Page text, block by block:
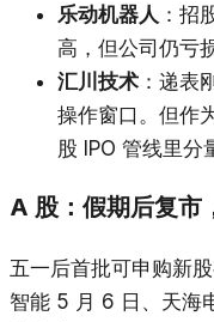
乐动机器人 ：招
高，但公司仍亏
汇川技术 ：递表
操作窗口。但作
股 IPO 管线里分
A 股：假期后复市
五一后首批可申购新
智能 5 月 6 日、天海